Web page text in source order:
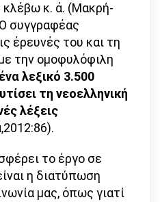
κλέβω κ. ά. (Μακρή-
συγγραφέας
έρευνές του και τη
την ομοφυλόφιλη
λεξικό 3.500
τη νεοελληνική
λέξεις
το έργο σε
η διατύπωση
μας, όπως γιατί